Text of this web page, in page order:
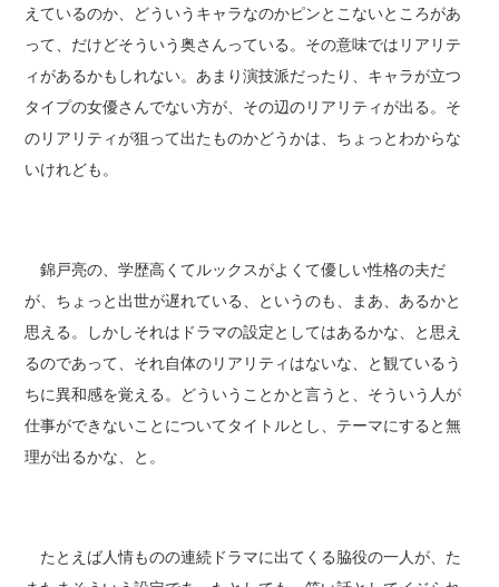
えているのか、どういうキャラなのかピンとこないところがあ
って、だけどそういう奥さんっている。その意味ではリアリテ
ィがあるかもしれない。あまり演技派だったり、キャラが立つ
タイプの女優さんでない方が、その辺のリアリティが出る。そ
のリアリティが狙って出たものかどうかは、ちょっとわからな
いけれども。
錦戸亮の、学歴高くてルックスがよくて優しい性格の夫だ
が、ちょっと出世が遅れている、というのも、まあ、あるかと
思える。しかしそれはドラマの設定としてはあるかな、と思え
るのであって、それ自体のリアリティはないな、と観ているう
ちに異和感を覚える。どういうことかと言うと、そういう人が
仕事ができないことについてタイトルとし、テーマにすると無
理が出るかな、と。
たとえば人情ものの連続ドラマに出てくる脇役の一人が、た